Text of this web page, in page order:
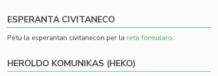
ESPERANTA CIVITANECO
Petu la esperantan civitanecon per la reta formularo.
HEROLDO KOMUNIKAS (HEKO)